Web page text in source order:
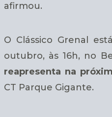
afirmou.
O Clássico Grenal
outubro, às 16h, no
reapresenta na
CT Parque Gigante.